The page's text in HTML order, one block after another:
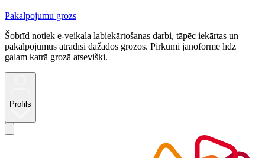
Pakalpojumu grozs
Šobrīd notiek e-veikala labiekārtošanas darbi, tāpēc iekārtas un
pakalpojumus atradīsi dažādos grozos. Pirkumi jānoformē līdz
galam katrā grozā atsevišķi.
Profils